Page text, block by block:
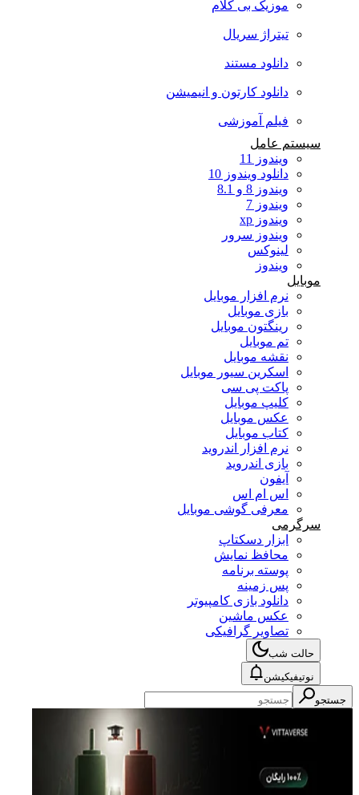
موزیک بی کلام
تیتراژ سریال
دانلود مستند
دانلود کارتون و انیمیشن
فیلم آموزشی
سیستم عامل
ویندوز 11
دانلود ویندوز 10
ویندوز 8 و 8.1
ویندوز 7
ویندوز xp
ویندوز سرور
لینوکس
ویندوز
موبایل
نرم افزار موبایل
بازی موبایل
رینگتون موبایل
تم موبایل
نقشه موبایل
اسکرین سیور موبایل
پاکت پی سی
کلیپ موبایل
عکس موبایل
کتاب موبایل
نرم افزار اندروید
بازی اندروید
آیفون
اس ام اس
معرفی گوشی موبایل
سرگرمی
ابزار دسکتاپ
محافظ نمایش
پوسته برنامه
پس زمینه
دانلود بازی کامپیوتر
عکس ماشین
تصاویر گرافیکی
حالت شب
نوتیفیکیشن
جستجو